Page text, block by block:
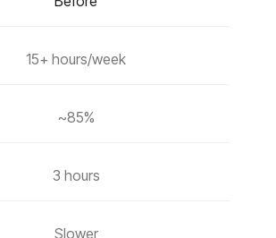
15+ hours/week
~85%
3 hours
Slower